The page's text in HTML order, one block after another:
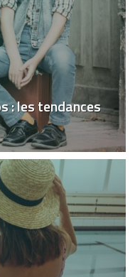
: les tendances